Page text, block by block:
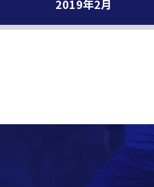
2019年2月